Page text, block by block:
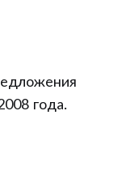
года.